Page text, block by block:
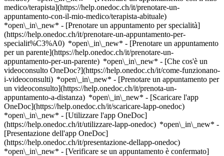
medico/terapista](https://help.onedoc.ch/it/prenotare-un-
appuntamento-con-il-mio-medico/terapista-abituale)
*open\_in\_new* - [Prenotare un appuntamento per specialità]
(https://help.onedoc.ch/it/prenotare-un-appuntamento-per-
specialit%C3%A0) *open\_in\_new* - [Prenotare un appuntamento
per un parente](https://help.onedoc.ch/it/prenotare-un-
appuntamento-per-un-parente) *open\_in\_new* - [Che cos'è un
videoconsulto OneDoc?](https://help.onedoc.ch/it/come-funzionano-
i-videoconsulti) *open\_in\_new* - [Prenotare un appuntamento per
un videoconsulto](https://help.onedoc.ch/it/prenota-un-
appuntamento-a-distanza) *open\_in\_new* - [Scaricare l'app
OneDoc](https://help.onedoc.ch/it/scaricare-lapp-onedoc)
*open\_in\_new* - [Utilizzare l'app OneDoc]
(https://help.onedoc.ch/it/utilizzare-lapp-onedoc) *open\_in\_new* -
[Presentazione dell'app OneDoc]
(https://help.onedoc.ch/it/presentazione-dellapp-onedoc)
*open\_in\_new* - [Verificare se un appuntamento è confermato](https://help.onedoc.ch/it/verificare-se-un-appuntamento-%C3%A8-confermato) *open\_in\_new* - [Annullare un appuntamento prenotato online su OneDoc](https://help.onedoc.ch/it/annullare-un-appuntamento-prenotato-online-su-onedoc) *open\_in\_new* - [Non ho ricevuto la conferma dell'appuntamento](https://help.onedoc.ch/it/non-ho-ricevuto-la-conferma-dellappuntamento) *open\_in\_new* [Vedi tutti i nostri articoli *open\_in\_new*](https://help.onedoc.ch/it/) close ## Modifica la ricerca ![Casa con segno più che indica che la consultazione può essere effettuata in sede](https://www.onedoc.ch/assets/images/icons/on-site.svg) In loco ![Fotocamera con simbolo play che indica che la consultazione può essere effettuata a distanza in video](https://www.onedoc.ch/assets/images/icons/remote.svg) A distanza Cerca #### Specialità #### Professionisti #### Istituti edit Agopuntore a Collonge-Bellerive tune Filtra per Nuovo paziente*keyboard\_arrow\_down* - Accettato*check\_circle* Lingua parlata*keyboard\_arrow\_down* - Arabo*check\_circle* - Ceco*check\_circle* - Cinese*check\_circle* - Croato*check\_circle* - Francese*check\_circle* - Giapponese*check\_circle* - Hindi*check\_circle* - Inglese*check\_circle* - Italiano*check\_circle* - Lettone*check\_circle* - Persiano*check\_circle* - Polacco*check\_circle* - Portoghese*check\_circle* - Rumeno*check\_circle* - Russo*check\_circle* - Serbo*check\_circle* - Slovacco*check\_circle* - Spagnolo*check\_circle* - Tedesco*check\_circle* - Turco*check\_circle* - Vietnamita*check\_circle* Sesso*keyboard\_arrow\_down* - Donna*check\_circle* - Uomo*check\_circle* Rete*keyboard\_arrow\_down* - ASCA*check\_circle* - RME*check\_circle* - REMED*check\_circle* - NVS*check\_circle* - Medbase*check\_circle* - APTN*check\_circle* - Magellan*check\_circle* - Réseau Delta*check\_circle* Disponibilità*keyboard\_arrow\_down* - Disponibile oggi*check\_circle* - Entro i prossimi 3 giorni*check\_circle* - Entro i prossimi 7 giorni*check\_circle* - Entro i prossimi 14 giorni*check\_circle* # __Agopuntore__ a __Collonge-Bellerive__: prenota il tuo appuntamento online oggi ## 2 risultati a Collonge-Bellerive [![Dr. Laurent Dupuis, medico generico a Collonge-Bellerive](https://assets.onedoc.ch/images/users/0582e2cbc87cc8424b77670a481718ad51c9f820b1ca2413e7d3dd66ca465008-small.jpg "Dr. Laurent Dupuis, medico generico a Collonge-Bellerive")](https://www.onedoc.ch/it/medico-generico/collonge-bellerive/pc3ik/dr-laurent-dupuis) ### [Dr. Laurent Dupuis](https://www.onedoc.ch/it/medico-generico/collonge-bellerive/pc3ik/dr-laurent-dupuis) ![Badge che indica un profilo verificato](https://www.onedoc.ch/assets/images/icons/checkmark.svg) [Medico generico](https://www.onedoc.ch/it/medico-generico/collonge-bellerive), Agopuntore [LAVY Médical Vésenaz](https://www.onedoc.ch/it/centro-medico/collonge-bellerive/ebebn/lavy-medical-vesenaz) Chemin des Rayes 33 1222 Collonge-Bellerive ![Icona paziente con segno più che indica che il professionista accetta nuovi pazienti](https://www.onedoc.ch/assets/images/icons/new-patients.svg)Accetta nuovi pazienti [Prenota un appuntamento](https://www.onedoc.ch/it/medico-generico/collonge-bellerive/pc3ik/dr-laurent-dupuis) Competenze:[Controllo annuale](https://www.onedoc.ch/it/controllo-annuale/collonge-bellerive)Vedi di più *chevron\_left* lun 03 ago *chevron\_right* Vedi più appuntamenti *error\_outline* Si è verificato un errore durante il caricamento della disponibilità [Riprova](https://www.onedoc.ch) Competenze:[Controllo annuale](https://www.onedoc.ch/it/controllo-annuale/collonge-bellerive)Vedi di più [![Sig.ra Elmas Coskun, agopuntrice a Collonge-Bellerive](https://assets.onedoc.ch/images/users/6e28d4f0db33fd3ee67b1b04397f447dad6335c4cbd8caf01980c9d93b82575c-small.jpg "Sig.ra Elmas Coskun, agopuntrice a Collonge-Bellerive")](https://www.onedoc.ch/it/agopuntrice/collonge-bellerive/pc0v0/elmas-coskun) ### [Sig.ra Elmas Coskun](https://www.onedoc.ch/it/agopuntrice/collonge-bellerive/pc0v0/elmas-coskun) ![Badge che indica un profilo verificato](https://www.onedoc.ch/assets/images/icons/checkmark.svg) Agopuntrice [Global Vita Santé - Vésenaz](https://www.onedoc.ch/it/studio-fisioterapico/collonge-bellerive/ebbfl/global-vita-sante-vesenaz) Route de Thonon 45 1222 Collonge-Bellerive ![Icona paziente con segno più che indica che il professionista accetta nuovi pazienti](https://www.onedoc.ch/assets/images/icons/new-patients.svg)Accetta nuovi pazienti [Prenota un appuntamento](https://www.onedoc.ch/it/agopuntrice/collonge-bellerive/pc0v0/elmas-coskun) *chevron\_left* lun 03 ago *chevron\_right* Vedi più appuntamenti *error\_outline* Si è verificato un errore durante il caricamento della disponibilità [Riprova](https://www.onedoc.ch) ## __Agopuntori__: altri specialisti sono disponibili online nei pressi di __Collonge-Bellerive__ [![Sig. Bertrand Jaques, osteopata a Versoix](https://assets.onedoc.ch/images/users/e80955fd9df324801fea3cebedcf1335404e3e9ff4069382b4492ecb96dd7c29-small.png "Sig. Bertrand Jaques, osteopata a Versoix")](https://www.onedoc.ch/it/osteopata/versoix/pcti7/bertrand-jaques) ### [Sig. Bertrand Jaques](https://www.onedoc.ch/it/osteopata/versoix/pcti7/bertrand-jaques) ![Badge che indica un profilo verificato](https://www.onedoc.ch/assets/images/icons/checkmark.svg) [Osteopata](https://www.onedoc.ch/it/osteopata/versoix), [Agopuntore](https://www.onedoc.ch/it/agopuntore/versoix) Osteo Versoix Route de Suisse 95 1290 Versoix ![Sig. Bertrand Jaques è affiliato alla rete ASCA](https://assets.onedoc.ch/images/networks/logos/496d325fd4282f2f0a46197dd629fd16fcd2d324839e441a2a65aaa74df08a15-small.png)![Sig. Bertrand Jaques è affiliato alla rete RME](https://assets.onedoc.ch/images/networks/logos/a202aabd14cdddb5ff03205af2481fb805645ff903773c55a6c572d22f23762e-small.png) ![Icona paziente con segno più che indica che il professionista accetta nuovi pazienti](https://www.onedoc.ch/assets/images/icons/new-patients.svg)Accetta nuovi pazienti [Prenota un appuntamento](https://www.onedoc.ch/it/osteopata/versoix/pcti7/bertrand-jaques) *chevron\_left* lun 03 ago *chevron\_right* Vedi più appuntamenti *error\_outline* Si è verificato un errore durante il caricamento della disponibilità [Riprova](https://www.onedoc.ch) [![Sig. Yvan Vallotto, agopuntore a Cologny](https://assets.onedoc.ch/images/users/2d37079e74c54b9fd10bcea18d25074e9a66220510c3c5d596207c16780c509d-small.png "Sig. Yvan Vallotto, agopuntore a Cologny")](https://www.onedoc.ch/it/agopuntore/cologny/pcy2f/yvan-vallotto) ### [Sig. Yvan Vallotto](https://www.onedoc.ch/it/agopuntore/cologny/pcy2f/yvan-vallotto) ![Badge che indica un profilo verificato](https://www.onedoc.ch/assets/images/icons/checkmark.svg) [Agopuntore](https://www.onedoc.ch/it/agopuntore/cologny) Cabinet Vallotto Chemin des Fours 2 1223 Cologny ![Sig. Yvan Vallotto è affiliato alla rete ASCA](https://assets.onedoc.ch/images/networks/logos/496d325fd4282f2f0a46197dd629fd16fcd2d324839e441a2a65aaa74df08a15-small.png) ![Icona paziente con segno più che indica che il professionista accetta nuovi pazienti](https://www.onedoc.ch/assets/images/icons/new-patients.svg)Accetta nuovi pazienti [Prenota un appuntamento](https://www.onedoc.ch/it/agopuntore/cologny/pcy2f/yvan-vallotto) [![Sig. Alen Glavan, agopuntore a Thônex](https://assets.onedoc.ch/images/users/fee597b523c42a3a1938dd93a75fd0eb552f31dd9082576c01577e761be59d61-small.png "Sig. Alen Glavan, agopuntore a Thônex")](https://www.onedoc.ch/it/agopuntore/thonex/pc21e/alen-glavan) ### [Sig. Alen Glavan](https://www.onedoc.ch/it/agopuntore/thonex/pc21e/alen-glavan) ![Badge che indica un profilo verificato](https://www.onedoc.ch/assets/images/icons/checkmark.svg) [Agopuntore](https://www.onedoc.ch/it/agopuntore/thonex) [BIOMED MTC - Thônex chez Maisonneuve CARE Belle-Terre](https://www.onedoc.ch/it/studio-medico/thonex/ebeya/biomed-mtc-thonex-chez-maisonneuve-care-belle-terre) Place du Traité-de-Turin 11 1226 Thônex ![Sig. Alen Glavan è affiliato alla rete ASCA](https://assets.onedoc.ch/images/networks/logos/496d325fd4282f2f0a46197dd629fd16fcd2d324839e441a2a65aaa74df08a15-small.png)![Sig. Alen Glavan è affiliato alla rete RME](https://assets.onedoc.ch/images/networks/logos/a202aabd14cdddb5ff03205af2481fb805645ff903773c55a6c572d22f23762e-small.png) ![Icona paziente con segno più che indica che il professionista accetta nuovi pazienti](https://www.onedoc.ch/assets/images/icons/new-patients.svg)Accetta nuovi pazienti [Prenota un appuntamento](https://www.onedoc.ch/it/agopuntore/thonex/pc21e/alen-glavan) [![Sig. Daniel LATORRE, massaggiatore terapeutico a Ginevra](https://assets.onedoc.ch/images/users/19135a4d29177cc65235f7b4680e9168ef5e45f3e2631c3b8760705f3712de91-small.png "Sig. Daniel LATORRE, massaggiatore terapeutico a Ginevra")](https://www.onedoc.ch/it/massaggiatore-terapeutico/ginevra/pcnlu/daniel-latorre) ### [Sig. Daniel LATORRE](https://www.onedoc.ch/it/massaggiatore-terapeutico/ginevra/pcnlu/daniel-latorre) ![Badge che indica un profilo verificato](https://www.onedoc.ch/assets/images/icons/checkmark.svg) [Massaggiatore terapeutico](https://www.onedoc.ch/it/massaggiatore-terapeutico/ginevra), [Agopuntore](https://www.onedoc.ch/it/agopuntore/ginevra) Cabinet Thao Tran Dinh Rue de Lausanne 67 1202 Ginevra ![Sig. Daniel LATORRE è affiliato alla rete ASCA](https://assets.onedoc.ch/images/networks/logos/496d325fd4282f2f0a46197dd629fd16fcd2d324839e441a2a65aaa74df08a15-small.png)![Sig. Daniel LATORRE è affiliato alla rete RME](https://assets.onedoc.ch/images/networks/logos/a202aabd14cdddb5ff03205af2481fb805645ff903773c55a6c572d22f23762e-small.png) ![Icona paziente con segno più che indica che il professionista accetta nuovi pazienti](https://www.onedoc.ch/assets/images/icons/new-patients.svg)Accetta nuovi pazienti [Prenota un appuntamento](https://www.o